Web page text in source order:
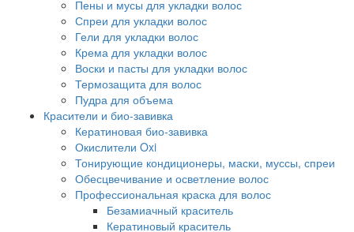
Пены и мусы для укладки волос
Спреи для укладки волос
Гели для укладки волос
Крема для укладки волос
Воски и пасты для укладки волос
Термозащита для волос
Пудра для объема
Красители и био-завивка
Кератиновая био-завивка
Окислители Oxi
Тонирующие кондиционеры, маски, муссы, спреи
Обесцвечивание и осветление волос
Профессиональная краска для волос
Безамиачный краситель
Кератиновый краситель